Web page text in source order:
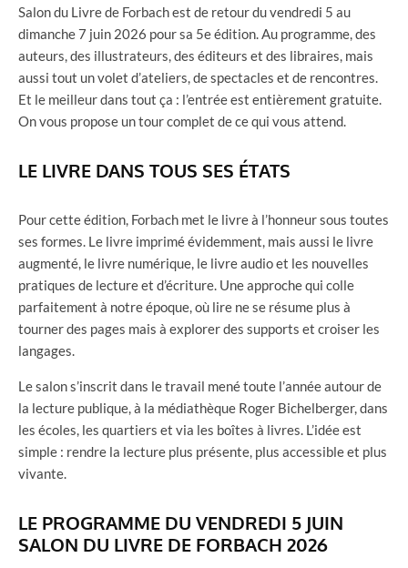
Salon du Livre de Forbach est de retour du vendredi 5 au
dimanche 7 juin 2026 pour sa 5e édition. Au programme, des
auteurs, des illustrateurs, des éditeurs et des libraires, mais
aussi tout un volet d’ateliers, de spectacles et de rencontres.
Et le meilleur dans tout ça : l’entrée est entièrement gratuite.
On vous propose un tour complet de ce qui vous attend.
LE LIVRE DANS TOUS SES ÉTATS
Pour cette édition, Forbach met le livre à l’honneur sous toutes
ses formes. Le livre imprimé évidemment, mais aussi le livre
augmenté, le livre numérique, le livre audio et les nouvelles
pratiques de lecture et d’écriture. Une approche qui colle
parfaitement à notre époque, où lire ne se résume plus à
tourner des pages mais à explorer des supports et croiser les
langages.
Le salon s’inscrit dans le travail mené toute l’année autour de
la lecture publique, à la médiathèque Roger Bichelberger, dans
les écoles, les quartiers et via les boîtes à livres. L’idée est
simple : rendre la lecture plus présente, plus accessible et plus
vivante.
LE PROGRAMME DU VENDREDI 5 JUIN
SALON DU LIVRE DE FORBACH 2026